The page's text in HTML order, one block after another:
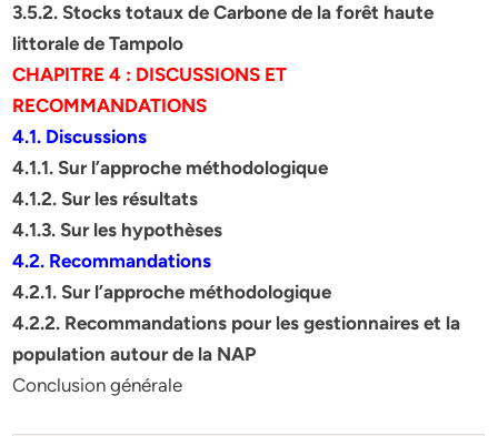
3.5.2. Stocks totaux de Carbone de la forêt haute
littorale de Tampolo
CHAPITRE 4 : DISCUSSIONS ET
RECOMMANDATIONS
4.1. Discussions
4.1.1. Sur l’approche méthodologique
4.1.2. Sur les résultats
4.1.3. Sur les hypothèses
4.2. Recommandations
4.2.1. Sur l’approche méthodologique
4.2.2. Recommandations pour les gestionnaires et la
population autour de la NAP
Conclusion générale